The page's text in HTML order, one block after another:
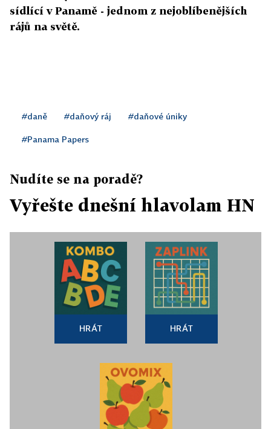
sídlící v Panamě - jednom z nejoblíbenějších
rájů na světě.
#daně #daňový ráj #daňové úniky
#Panama Papers
Nudíte se na poradě?
Vyřešte dnešní hlavolam HN
HRÁT HRÁT